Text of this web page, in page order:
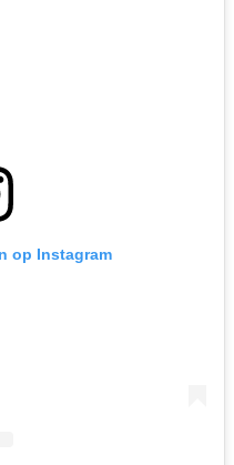
op Instagram